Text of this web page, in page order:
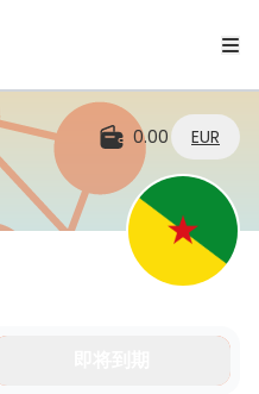
0.00 EUR
在何处，始终保持连